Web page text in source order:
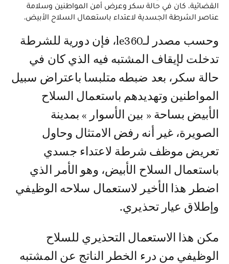
القضائية، كان في حالة سكر وعرض أمن المواطنين وسلامة
عناصر الشرطة الجسدية لاعتداء باستعمال السلاح الأبيض.
وحسب مصدر لـle360، فإن دورية للشرطة
تدخلت لإيقاف المشتبه فيه الذي كان في
حالة سكر، بعد ضبطه متلبسا باعتراض سبيل
المواطنين وتهديدهم باستعمال السلاح
الأبيض بساحة « بين الأسوار » بمدينة
الصويرة، غير أنه رفض الامتثال وحاول
تعريض موظف شرطة لاعتداء جسدي
باستعمال السلاح الأبيض، وهو الأمر الذي
اضطر هذا الأخير لاستعمال سلاحه الوظيفي
وإطلاق عيار تحذيري.
مكن هذا الاستعمال التحذيري للسلاح
الوظيفي من درء الخطر الناتج عن المشتبه